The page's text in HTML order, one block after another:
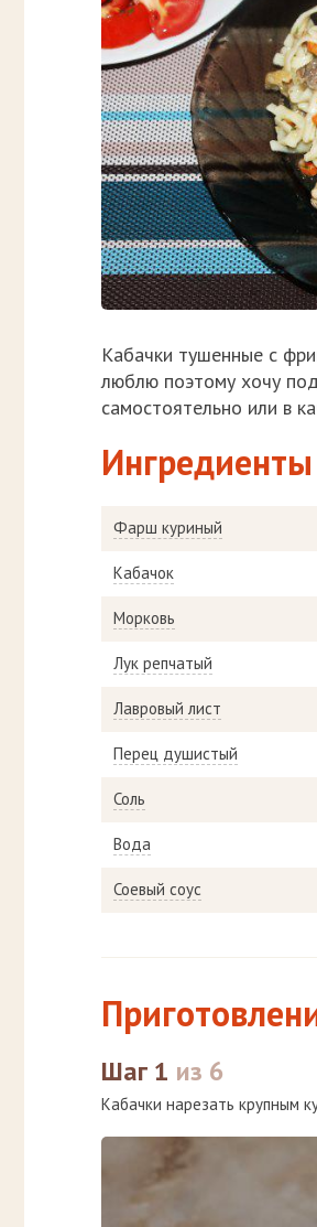
Кабачки тушенные с
люблю поэтому хочу
самостоятельно или в
Ингредиенты
Фарш куриный
Кабачок
Морковь
Лук репчатый
Лавровый лист
Перец душистый
Соль
Вода
Соевый соус
Шаг 1 из 6
Кабачки нарезать крупным